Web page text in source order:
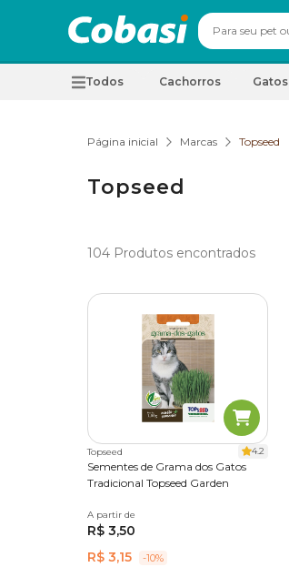
Todos Cachorros Gatos
Página inicial Marcas Topseed
Topseed
104 Produtos encontrados
Topseed 4.2
Sementes de Grama dos Gatos
Tradicional Topseed Garden
Único
A partir de
R$ 3,50
R$ 3,15
-10%